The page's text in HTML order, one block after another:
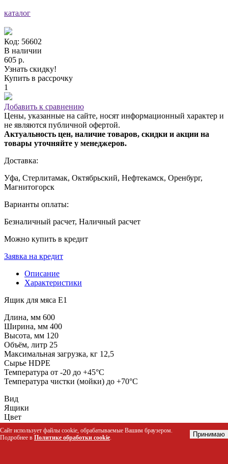
каталог
Код: 56602
В наличии
605 р.
Узнать скидку!
Купить в рассрочку
1
Добавить к сравнению
Цены, указанные на сайте, носят информационный характер и
не являются публичной офертой.
Актуальность цен, наличие товаров, скидки и акции на
товары уточняйте у менеджеров.
Доставка:
Уфа, Стерлитамак, Октябрьский, Нефтекамск, Оренбург,
Магнитогорск
Варианты оплаты:
Безналичный расчет, Наличный расчет
Можно купить в кредит
Заявка на кредит
Описание
Характеристики
Ящик для мяса Е1
Длина, мм 600
Ширина, мм 400
Высота, мм 120
Объём, литр 25
Максимальная загрузка, кг 12,5
Сырье HDPE
Температура от -20 до +45°С
Температура чистки (мойки) до +70°С
Вид
Ящики
Цвет
Красный
Сайт использует файлы cookie, обрабатываемые Вашим браузером.
Подробнее в Политике обработки cookie. Принимаю